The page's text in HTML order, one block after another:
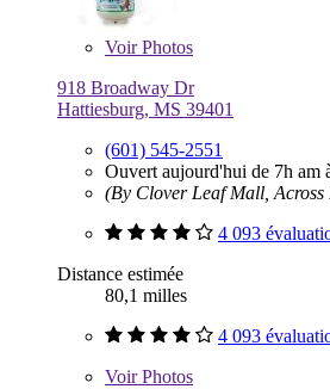
VoirPhotos
918 Broadway Dr
Hattiesburg, MS 39401
(601) 545-2551
Ouvert aujourd'hui de 7h am
(By Clover Leaf Mall,
4 093
Distance estimée
80,1 milles
4 093
VoirPhotos